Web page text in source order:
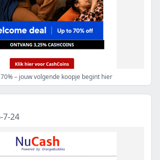
– jouw volgende koopje begint hier
7-24